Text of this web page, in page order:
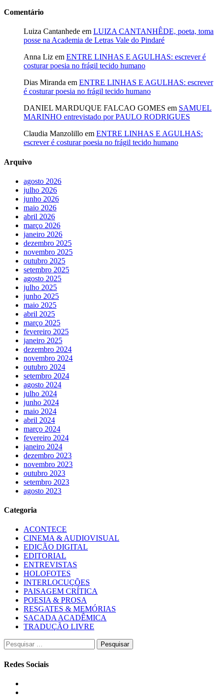
Comentário
Luiza Cantanhede em LUIZA CANTANHÊDE, poeta, toma
posse na Academia de Letras Vale do Pindaré
Anna Liz em ENTRE LINHAS E AGULHAS: escrever é
costurar poesia no frágil tecido humano
Dias Miranda em ENTRE LINHAS E AGULHAS: escrever
é costurar poesia no frágil tecido humano
DANIEL MARDUQUE FALCAO GOMES em SAMUEL
MARINHO entrevistado por PAULO RODRIGUES
Claudia Manzolillo em ENTRE LINHAS E AGULHAS:
escrever é costurar poesia no frágil tecido humano
Arquivo
agosto 2026
julho 2026
junho 2026
maio 2026
abril 2026
março 2026
janeiro 2026
dezembro 2025
novembro 2025
outubro 2025
setembro 2025
agosto 2025
julho 2025
junho 2025
maio 2025
abril 2025
março 2025
fevereiro 2025
janeiro 2025
dezembro 2024
novembro 2024
outubro 2024
setembro 2024
agosto 2024
julho 2024
junho 2024
maio 2024
abril 2024
março 2024
fevereiro 2024
janeiro 2024
dezembro 2023
novembro 2023
outubro 2023
setembro 2023
agosto 2023
Categoria
ACONTECE
CINEMA & AUDIOVISUAL
EDIÇÃO DIGITAL
EDITORIAL
ENTREVISTAS
HOLOFOTES
INTERLOCUÇÕES
PAISAGEM CRÍTICA
POESIA & PROSA
RESGATES & MEMÓRIAS
SACADA ACADÊMICA
TRADUÇÃO LIVRE
Pesquisar
por:
Redes Sociais